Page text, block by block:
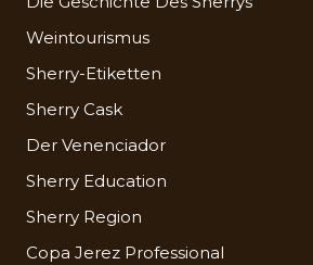
Weintourismus
Sherry-Etiketten
Sherry Cask
Der Venenciador
Sherry Education
Sherry Region
Copa Jerez Professional